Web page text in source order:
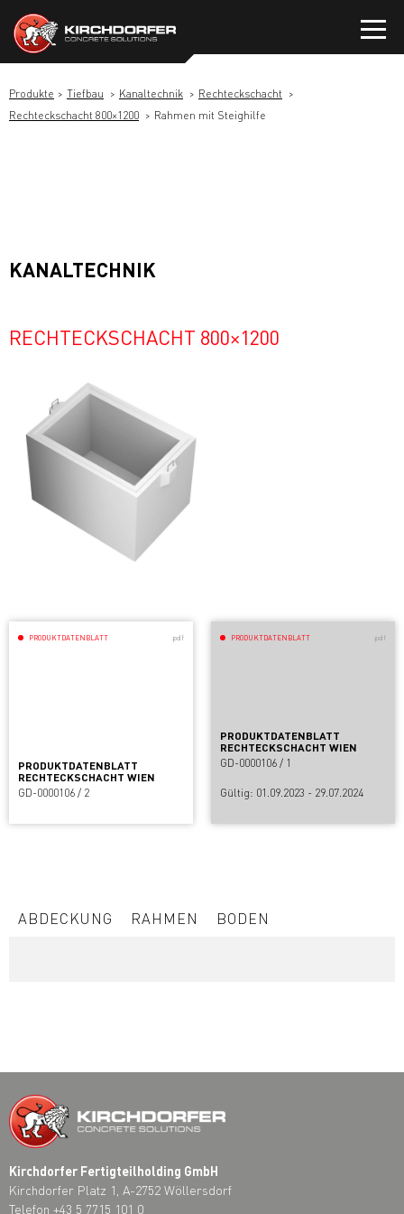
Inhalt
springen
Produkte Tiefbau Kanaltechnik
Rechteckschacht
Rechteckschacht 800×1200
Rahmen mit Steighilfe
KANALTECHNIK
RECHTECKSCHACHT 800×1200
PRODUKTDATENBLATT .pdf
PRODUKTDATENBLATT
RECHTECKSCHACHT WIEN
GD-0000106 / 1
Gültig: 01.09.2023 - 29.07.2024
PRODUKTDATENBLATT .pdf
PRODUKTDATENBLATT
RECHTECKSCHACHT WIEN
GD-0000106 / 2
ABDECKUNG RAHMEN BODEN
Kirchdorfer Fertigteilholding GmbH
Kirchdorfer Platz 1, A-2752 Wöllersdorf
Telefon +43 5 7715 101 0